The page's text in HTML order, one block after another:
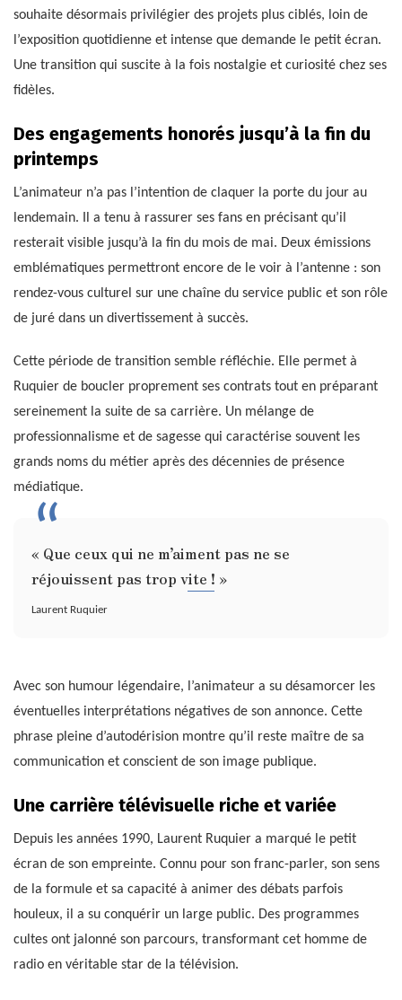
souhaite désormais privilégier des projets plus ciblés, loin de
l’exposition quotidienne et intense que demande le petit écran.
Une transition qui suscite à la fois nostalgie et curiosité chez ses
fidèles.
Des engagements honorés jusqu’à la fin du
printemps
L’animateur n’a pas l’intention de claquer la porte du jour au
lendemain. Il a tenu à rassurer ses fans en précisant qu’il
resterait visible jusqu’à la fin du mois de mai. Deux émissions
emblématiques permettront encore de le voir à l’antenne : son
rendez-vous culturel sur une chaîne du service public et son rôle
de juré dans un divertissement à succès.
Cette période de transition semble réfléchie. Elle permet à
Ruquier de boucler proprement ses contrats tout en préparant
sereinement la suite de sa carrière. Un mélange de
professionnalisme et de sagesse qui caractérise souvent les
grands noms du métier après des décennies de présence
médiatique.
« Que ceux qui ne m’aiment pas ne se
réjouissent pas trop vite ! »
Laurent Ruquier
Avec son humour légendaire, l’animateur a su désamorcer les
éventuelles interprétations négatives de son annonce. Cette
phrase pleine d’autodérision montre qu’il reste maître de sa
communication et conscient de son image publique.
Une carrière télévisuelle riche et variée
Depuis les années 1990, Laurent Ruquier a marqué le petit
écran de son empreinte. Connu pour son franc-parler, son sens
de la formule et sa capacité à animer des débats parfois
houleux, il a su conquérir un large public. Des programmes
cultes ont jalonné son parcours, transformant cet homme de
radio en véritable star de la télévision.